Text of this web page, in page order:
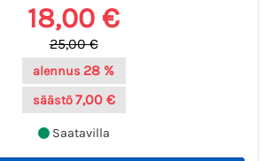
18,00 €
25,00 €
alennus 28 %
säästö 7,00 €
Saatavilla